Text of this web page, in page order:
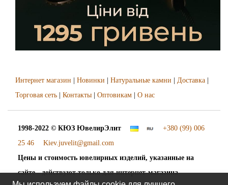
Интернет магазин Новинки Натуральные камни Доставка
Торговая сеть
Контакты Оптовикам О нас
1998-2022 © КЮЗ ЮвелирЭлит
+380 (99) 006
25 46
Kiev.juvelit@gmail.com
Цены и стоимость ювелирных изделий, указанные на
сайте - действуют только для интернет-магазина